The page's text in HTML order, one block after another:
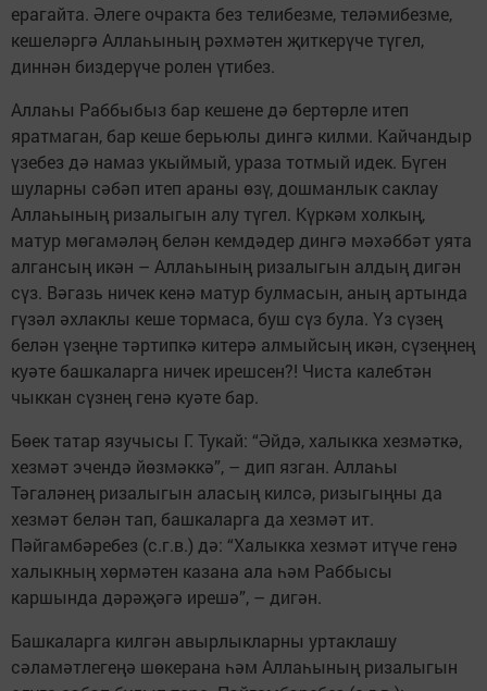
ерагайта. Әлеге очракта без телибезме, теләмибезме,
кешеләргә Аллаһының рәхмәтен җиткерүче түгел,
диннән биздерүче ролен үтибез.
Аллаһы Раббыбыз бар кешене дә бертөрле итеп
яратмаган, бар кеше берьюлы дингә килми. Кайчандыр
үзебез дә намаз укыймый, ураза тотмый идек. Бүген
шуларны сәбәп итеп араны өзү, дошманлык саклау
Аллаһының ризалыгын алу түгел. Күркәм холкың,
матур мөгамәләң белән кемдәдер дингә мәхәббәт уята
алгансың икән – Аллаһының ризалыгын алдың дигән
сүз. Вәгазь ничек кенә матур булмасын, аның артында
гүзәл әхлаклы кеше тормаса, буш сүз була. Үз сүзең
белән үзеңне тәртипкә китерә алмыйсың икән, сүзеңнең
куәте башкаларга ничек ирешсен?! Чиста калебтән
чыккан сүзнең генә куәте бар.
Бөек татар язучысы Г. Тукай: “Әйдә, халыкка хезмәткә,
хезмәт эчендә йөзмәккә”, – дип язган. Аллаһы
Тәгаләнең ризалыгын аласың килсә, ризыгыңны да
хезмәт белән тап, башкаларга да хезмәт ит.
Пәйгамбәребез (с.г.в.) дә: “Халыкка хезмәт итүче генә
халыкның хөрмәтен казана ала һәм Раббысы
каршында дәрәҗәгә ирешә”, – дигән.
Башкаларга килгән авырлыкларны уртаклашу
сәламәтлегеңә шөкерана һәм Аллаһының ризалыгын